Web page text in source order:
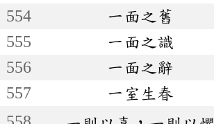
554
一面之舊
555
一面之識
556
一面之辭
557
一室生春